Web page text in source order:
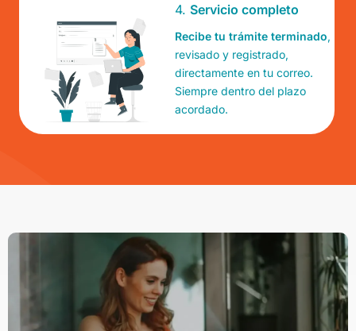
4. Servicio completo
Recibe tu trámite terminado,
revisado y registrado,
directamente en tu correo.
Siempre dentro del plazo
acordado.